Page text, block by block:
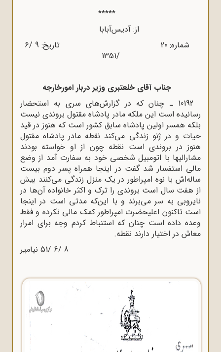
*****
از: آدیس‌آبابا
شماره: 20 تاریخ: 9 /6
/1351
جناب آقای خلعتبری وزیر دربار امورخارجه
10192 ـ چنان که در گزارش‌های سری به استحضار
رسانیده است این ملکه مادر پادشاه مقتول بروندی نیست
بلکه همسر اولین پادشاه سابق کشور است که هنوز در قید
حیات و در ژنو زندگی می‌کند نقطه مادر پادشاه مقتول
هنوز در بروندی است نقطه چون از او خواسته بودند
مشارالیها با اتومبیل شخصی خود به سفارت آمد از وضع
مالی استفسار شد گفت در اینجا همراه پسر دوم بیست
ساله‌اش با نوه امپراطور در یک منزل زندگی می‌کنند بیش
از هفت سال است بروندی را ترک و اکثر خانواده آن‌ها در
نایروبی به سر می‌برند و با این‌که مدتی است در اینجا
است تاکنون اعلیحضرت امپراطور کمک مالی نکرده و فقط
وعده داده است چنان که استنباط کردم وجه برای امرار
معاش در اختیار دارند نقطه.
8 /6 /51 نیامیر